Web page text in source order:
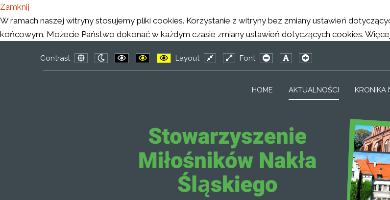
Zamknij
W ramach naszej witryny stosujemy pliki cookies. Korzystanie z witryny bez zmiany ustawień
końcowym. Możecie Państwo dokonać w każdym czasie zmiany ustawień dotyczących cookies.
Contrast
Layout
Font
HOME AKTUALNOŚCI KRONIKA